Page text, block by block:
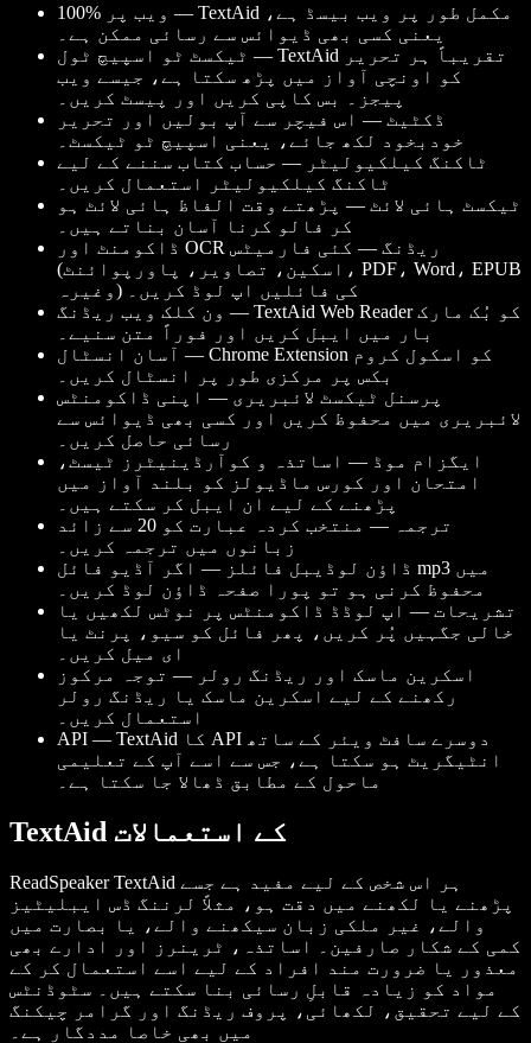
100% ویب پر — TextAid مکمل طور پر ویب بیسڈ ہے،
یعنی کسی بھی ڈیوائس سے رسائی ممکن ہے۔
ٹیکسٹ ٹو اسپیچ ٹول — TextAid تقریباً ہر تحریر
کو اونچی آواز میں پڑھ سکتا ہے، جیسے ویب
پیجز۔ بس کاپی کریں اور پیسٹ کریں۔
ڈکٹیٹ — اس فیچر سے آپ بولیں اور تحریر
خودبخود لکھ جائے، یعنی اسپیچ ٹو ٹیکسٹ۔
ٹاکنگ کیلکیولیٹر — حساب کتاب سننے کے لیے
ٹاکنگ کیلکیولیٹر استعمال کریں۔
ٹیکسٹ ہائی لائٹ — پڑھتے وقت الفاظ ہائی لائٹ ہو
کر فالو کرنا آسان بناتے ہیں۔
ڈاکومنٹ اور OCR ریڈنگ — کئی فارمیٹس
(اسکین، تصاویر، پاورپوائنٹ، PDF، Word، EPUB
وغیرہ) کی فائلیں اپ لوڈ کریں۔
ون کلک ویب ریڈنگ — TextAid Web Reader کو بُک مارک
بار میں ایبل کریں اور فوراً متن سنیے۔
آسان انسٹال — Chrome Extension کو اسکول کروم
بکس پر مرکزی طور پر انسٹال کریں۔
پرسنل ٹیکسٹ لائبریری — اپنی ڈاکومنٹس
لائبریری میں محفوظ کریں اور کسی بھی ڈیوائس سے
رسائی حاصل کریں۔
ایگزام موڈ — اساتذہ و کوآرڈینیٹرز ٹیسٹ،
امتحان اور کورس ماڈیولز کو بلند آواز میں
پڑھنے کے لیے ان ایبل کر سکتے ہیں۔
ترجمہ — منتخب کردہ عبارت کو 20 سے زائد
زبانوں میں ترجمہ کریں۔
ڈاؤن لوڈیبل فائلز — اگر آڈیو فائل mp3 میں
محفوظ کرنی ہو تو پورا صفحہ ڈاؤن لوڈ کریں۔
تشریحات — اپ لوڈڈ ڈاکومنٹس پر نوٹس لکھیں یا
خالی جگہیں پُر کریں، پھر فائل کو سیو، پرنٹ یا
ای میل کریں۔
اسکرین ماسک اور ریڈنگ رولر — توجہ مرکوز
رکھنے کے لیے اسکرین ماسک یا ریڈنگ رولر
استعمال کریں۔
API — TextAid کا API دوسرے سافٹ ویئر کے ساتھ
انٹیگریٹ ہو سکتا ہے، جس سے اسے آپ کے تعلیمی
ماحول کے مطابق ڈھالا جا سکتا ہے۔
TextAid کے استعمالات
ReadSpeaker TextAid ہر اس شخص کے لیے مفید ہے جسے
پڑھنے یا لکھنے میں دقت ہو، مثلاً لرننگ ڈس ایبلیٹیز
والے، غیر ملکی زبان سیکھنے والے، یا بصارت میں
کمی کے شکار صارفین۔ اساتذہ، ٹرینرز اور ادارے بھی
معذور یا ضرورت مند افراد کے لیے اسے استعمال کر کے
مواد کو زیادہ قابلِ رسائی بنا سکتے ہیں۔ سٹوڈنٹس
کے لیے تحقیق، لکھائی، پروف ریڈنگ اور گرامر چیکنگ
میں بھی خاصا مددگار ہے۔